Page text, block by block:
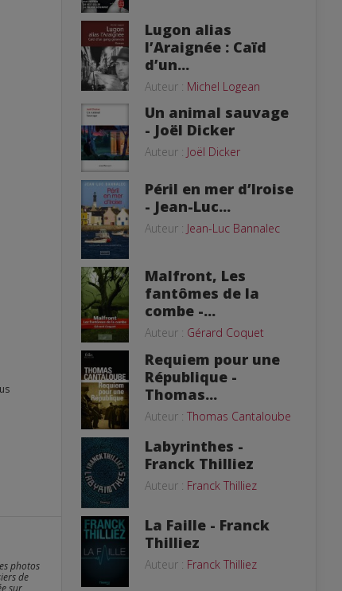
photos
de
sur
Lugon alias
l’Araignée : Caïd
d’un...
Auteur : Michel Logean
Un animal sauvage
- Joël Dicker
Auteur : Joël Dicker
Péril en mer d’Iroise
- Jean-Luc...
Auteur : Jean-Luc Bannalec
Malfront, Les
fantômes de la
combe -...
Auteur : Gérard Coquet
Requiem pour une
République -
Thomas...
Auteur : Thomas Cantaloube
Labyrinthes -
Franck Thilliez
Auteur : Franck Thilliez
La Faille - Franck
Thilliez
Auteur : Franck Thilliez